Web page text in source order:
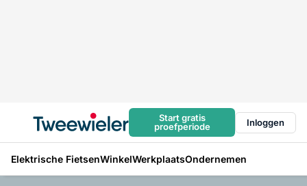
Start gratis
proefperiode
Inloggen
Elektrische FietsenWinkelWerkplaatsOndernemen